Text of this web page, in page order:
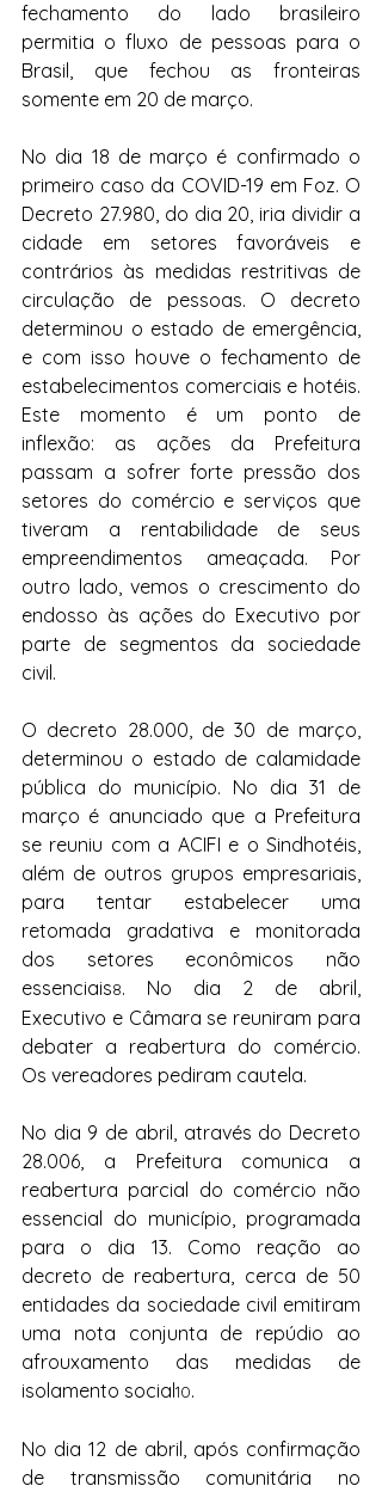
fechamento do lado brasileiro
permitia o fluxo de pessoas para o
Brasil, que fechou as fronteiras
somente em 20 de março.
No dia 18 de março é confirmado o
primeiro caso da COVID-19 em Foz. O
Decreto 27.980, do dia 20, iria dividir a
cidade em setores favoráveis e
contrários às medidas restritivas de
circulação de pessoas. O decreto
determinou o estado de emergência,
e com isso houve o fechamento de
estabelecimentos comerciais e hotéis.
Este momento é um ponto de
inflexão: as ações da Prefeitura
passam a sofrer forte pressão dos
setores do comércio e serviços que
tiveram a rentabilidade de seus
empreendimentos ameaçada. Por
outro lado, vemos o crescimento do
endosso às ações do Executivo por
parte de segmentos da sociedade
civil.
O decreto 28.000, de 30 de março,
determinou o estado de calamidade
pública do município. No dia 31 de
março é anunciado que a Prefeitura
se reuniu com a ACIFI e o Sindhotéis,
além de outros grupos empresariais,
para tentar estabelecer uma
retomada gradativa e monitorada
dos setores econômicos não
essenciais8. No dia 2 de abril,
Executivo e Câmara se reuniram para
debater a reabertura do comércio.
Os vereadores pediram cautela.
No dia 9 de abril, através do Decreto
28.006, a Prefeitura comunica a
reabertura parcial do comércio não
essencial do município, programada
para o dia 13. Como reação ao
decreto de reabertura, cerca de 50
entidades da sociedade civil emitiram
uma nota conjunta de repúdio ao
afrouxamento das medidas de
isolamento social10.
No dia 12 de abril, após confirmação
de transmissão comunitária no